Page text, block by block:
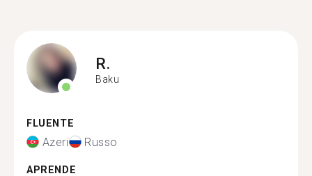
R.
Baku
FLUENTE
Azeri Russo
APRENDE